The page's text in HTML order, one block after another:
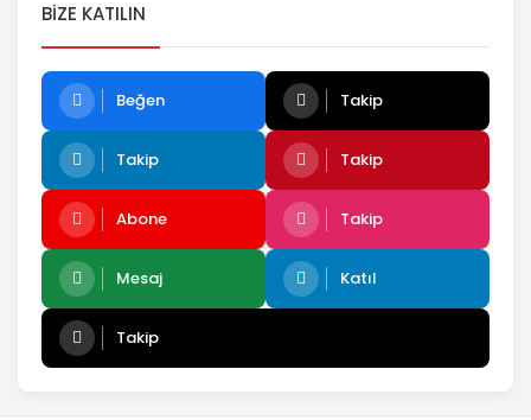
BIZE KATILIN
Beğen Takip
Takip Takip
Abone Takip
Mesaj Katıl
Takip